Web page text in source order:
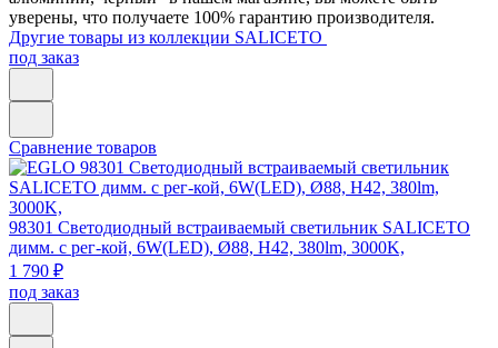
уверены, что получаете 100% гарантию производителя.
Другие товары из коллекции SALICETO
под заказ
Сравнение товаров
98301 Светодиодный встраиваемый светильник SALICETO
димм. с рег-кой, 6W(LED), Ø88, H42, 380lm, 3000K,
1 790 ₽
под заказ